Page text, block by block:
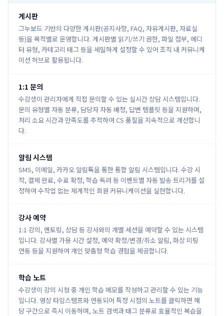
게시판
그누보드 기반의 다양한 게시판(공지사항, FAQ, 자유게시판, 자료실
등)을 목적별로 운영합니다. 게시판별 읽기/쓰기 권한, 파일 첨부, 에디
터 유형, 카테고리 태그 등을 세밀하게 설정할 수 있어 조직 내 커뮤니케
이션 허브로 활용됩니다.
1:1 문의
수강생이 관리자에게 직접 문의할 수 있는 실시간 상담 시스템입니다.
문의 유형별 자동 분류, 담당자 자동 배정, 답변 템플릿 등을 지원하며,
처리 소요 시간과 만족도를 추적하여 CS 품질을 지속적으로 개선합니
다.
알림 시스템
SMS, 이메일, 카카오 알림톡을 통한 통합 알림 시스템입니다. 수강 시
작, 결제 완료, 수료 확정, 학습 독려 등 이벤트별 자동 발송 트리거를 설
정하여 수작업 없는 체계적인 회원 커뮤니케이션을 실현합니다.
강사 예약
1:1 강의, 멘토링, 상담 등 강사와의 개별 세션을 예약할 수 있는 시스템
입니다. 강사별 가용 시간 설정, 예약 확정/변경/취소 알림, 화상 미팅
연동 등을 지원하여 개인 맞춤형 학습 경험을 제공합니다.
학습 노트
수강생이 강의 시청 중 개인 학습 메모를 작성하고 관리할 수 있는 기능
입니다. 영상 타임스탬프와 연동되어 특정 시점의 노트를 클릭하면 해
당 구간으로 즉시 이동하며, 노트 검색과 태그 분류로 효율적인 복습을